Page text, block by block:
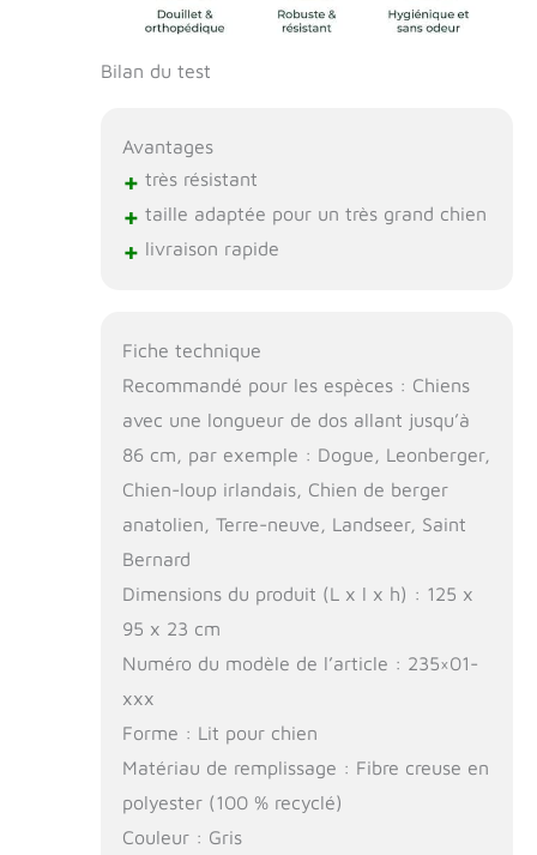
Bilan du test
Avantages
+ très résistant
+ taille adaptée pour un très grand chien
+ livraison rapide
Fiche technique
Recommandé pour les espèces : Chiens
avec une longueur de dos allant jusqu’à
86 cm, par exemple : Dogue, Leonberger,
Chien-loup irlandais, Chien de berger
anatolien, Terre-neuve, Landseer, Saint
Bernard
Dimensions du produit (L x l x h) : 125 x
95 x 23 cm
Numéro du modèle de l’article : 235×01-
xxx
Forme : Lit pour chien
Matériau de remplissage : Fibre creuse en
polyester (100 % recyclé)
Couleur : Gris